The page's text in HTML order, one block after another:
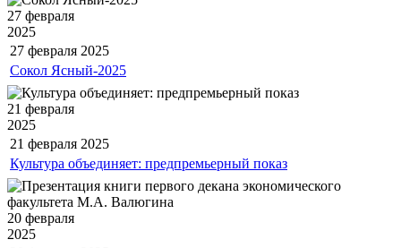
27 февраля
2025
27 февраля 2025
Сокол Ясный-2025
21 февраля
2025
21 февраля 2025
Культура объединяет: предпремьерный показ
20 февраля
2025